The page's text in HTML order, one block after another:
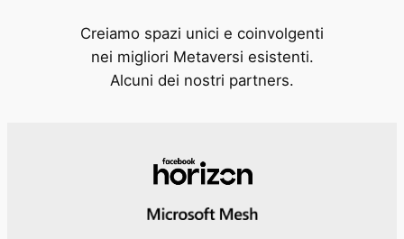
Creiamo spazi unici e coinvolgenti
nei migliori Metaversi esistenti.
Alcuni dei nostri partners.